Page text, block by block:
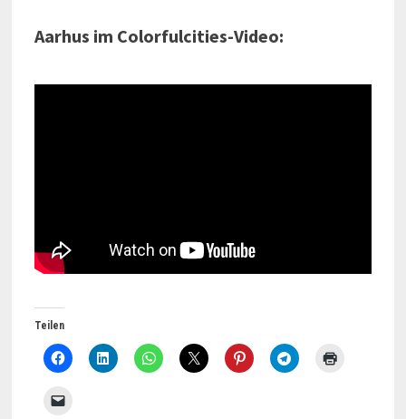
Aarhus im Colorfulcities-Video:
Teilen